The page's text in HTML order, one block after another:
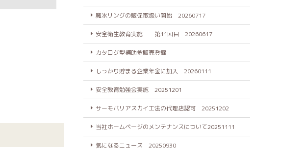
魔氷リングの販促取扱い開始 20260717
安全衛生教育実施 第11回目 20260617
カタログ型補助金販売登録
しっかり貯まる企業年金に加入 20260111
安全教育勉強会実施 20251201
サーモバリアスカイ工法の代理店認可 20251202
当社ホームページのメンテナンスについて20251111
気になるニュース 20250930